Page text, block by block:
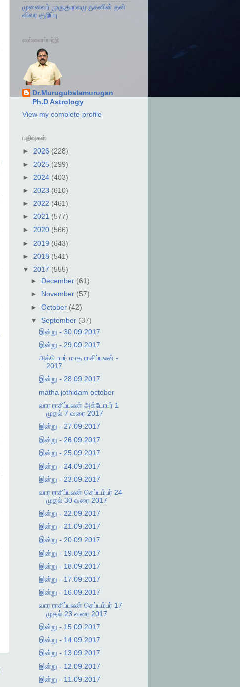
முனைவர் முருகுபாலமுருகனின் தன்
விவர குறிப்பு
என்னைப்பற்றி
Dr.Murugubalamurugan
Ph.D Astrology
View my complete profile
பதிவுகள்
► 2026 (228)
► 2025 (299)
► 2024 (403)
► 2023 (610)
► 2022 (461)
► 2021 (577)
► 2020 (566)
► 2019 (643)
► 2018 (541)
▼ 2017 (555)
► December (61)
► November (57)
► October (42)
▼ September (37)
இன்று - 30.09.2017
இன்று - 29.09.2017
அக்டோபர் மாத ராசிப்பலன் -
2017
இன்று - 28.09.2017
matha jothidam october
வார ராசிப்பலன் அக்டோபர் 1
முதல் 7 வரை 2017
இன்று - 27.09.2017
இன்று - 26.09.2017
இன்று - 25.09.2017
இன்று - 24.09.2017
இன்று - 23.09.2017
வார ராசிப்பலன் செப்டம்பர் 24
முதல் 30 வரை 2017
இன்று - 22.09.2017
இன்று - 21.09.2017
இன்று - 20.09.2017
இன்று - 19.09.2017
இன்று - 18.09.2017
இன்று - 17.09.2017
இன்று - 16.09.2017
வார ராசிப்பலன் செப்டம்பர் 17
முதல் 23 வரை 2017
இன்று - 15.09.2017
இன்று - 14.09.2017
இன்று - 13.09.2017
இன்று - 12.09.2017
இன்று - 11.09.2017